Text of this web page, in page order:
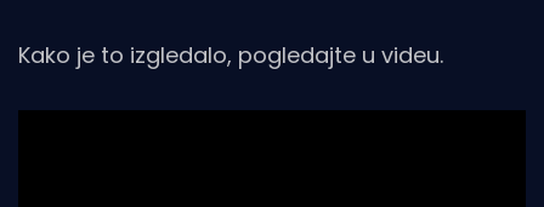
Kako je to izgledalo, pogledajte u videu.